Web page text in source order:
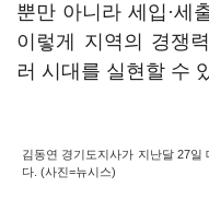
뿐만 아니라 세입·세
이렇게 지역의 경쟁
러 시대를 실현할 수
김동연 경기도지사가 지난달 27일
다. (사진=뉴시스)